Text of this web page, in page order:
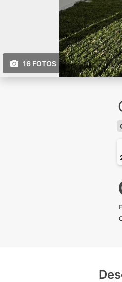
16 FOTOS